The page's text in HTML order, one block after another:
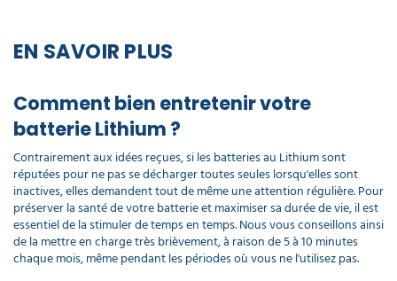
EN SAVOIR PLUS
Comment bien entretenir votre
batterie Lithium ?
Contrairement aux idées reçues, si les batteries au Lithium sont
réputées pour ne pas se décharger toutes seules lorsqu'elles sont
inactives, elles demandent tout de même une attention régulière. Pour
préserver la santé de votre batterie et maximiser sa durée de vie, il est
essentiel de la stimuler de temps en temps. Nous vous conseillons ainsi
de la mettre en charge très brièvement, à raison de 5 à 10 minutes
chaque mois, même pendant les périodes où vous ne l'utilisez pas.